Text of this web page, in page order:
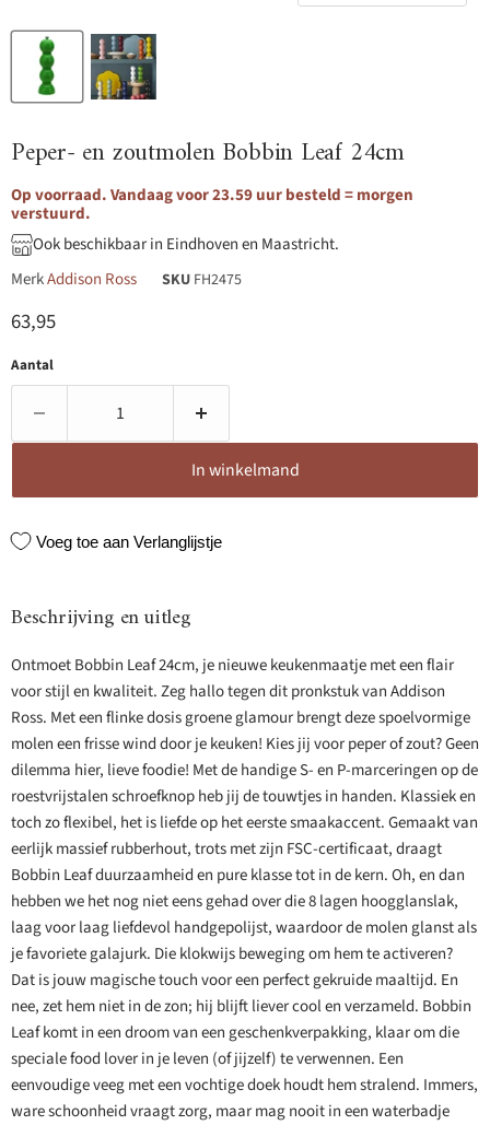
Peper- en zoutmolen Bobbin Leaf 24cm
Op voorraad. Vandaag voor 23.59 uur besteld = morgen
verstuurd.
Ook beschikbaar in Eindhoven en Maastricht.
MerkAddison Ross SKU FH2475
Huidige prijs
63,95
Aantal
In winkelmand
Voeg toe aan Verlanglijstje
Beschrijving en uitleg
Ontmoet Bobbin Leaf 24cm, je nieuwe keukenmaatje met een flair
voor stijl en kwaliteit. Zeg hallo tegen dit pronkstuk van Addison
Ross. Met een flinke dosis groene glamour brengt deze spoelvormige
molen een frisse wind door je keuken! Kies jij voor peper of zout? Geen
dilemma hier, lieve foodie! Met de handige S- en P-marceringen op de
roestvrijstalen schroefknop heb jij de touwtjes in handen. Klassiek en
toch zo flexibel, het is liefde op het eerste smaakaccent. Gemaakt van
eerlijk massief rubberhout, trots met zijn FSC-certificaat, draagt
Bobbin Leaf duurzaamheid en pure klasse tot in de kern. Oh, en dan
hebben we het nog niet eens gehad over die 8 lagen hoogglanslak,
laag voor laag liefdevol handgepolijst, waardoor de molen glanst als
je favoriete galajurk. Die klokwijs beweging om hem te activeren?
Dat is jouw magische touch voor een perfect gekruide maaltijd. En
nee, zet hem niet in de zon; hij blijft liever cool en verzameld. Bobbin
Leaf komt in een droom van een geschenkverpakking, klaar om die
speciale food lover in je leven (of jijzelf) te verwennen. Een
eenvoudige veeg met een vochtige doek houdt hem stralend. Immers,
ware schoonheid vraagt zorg, maar mag nooit in een waterbadje